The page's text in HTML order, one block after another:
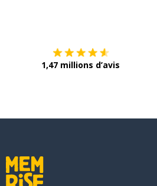
1,47 millions d’avis